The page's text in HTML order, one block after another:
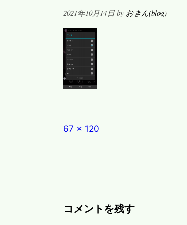
Posted
2021年10月14日 by おきん(blog)
Full
67 × 120
コメントを残す